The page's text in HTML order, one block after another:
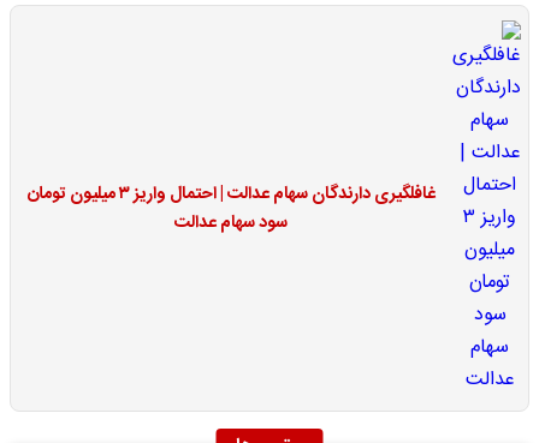
غافلگیری دارندگان سهام عدالت | احتمال واریز ۳ میلیون تومان
سود سهام عدالت